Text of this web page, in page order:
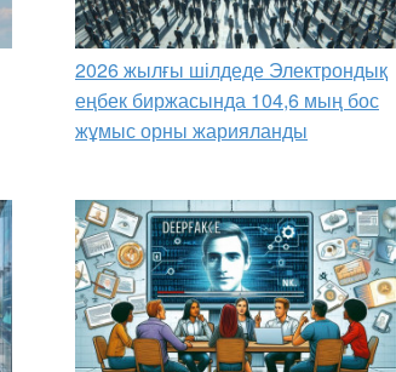
2026 жылғы шілдеде Электрондық
еңбек биржасында 104,6 мың бос
жұмыс орны жарияланды